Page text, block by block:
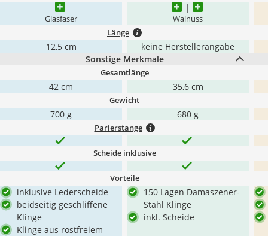
Glasfaser Walnuss
Länge
12,5 cm
keine Herstellerangabe
Sonstige Merkmale
Gesamtlänge
42 cm 35,6 cm
Gewicht
700 g 680 g
Parierstange
Scheide inklusive
Vorteile
inklusive Lederscheide
beidseitig geschliffene
Klinge
Klinge aus rostfreiem
150 Lagen Damaszener-
Stahl Klinge
inkl. Scheide